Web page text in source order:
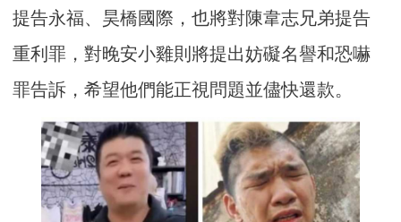
提告永福、昊橋國際，也將對陳韋志兄弟提告
重利罪，對晚安小雞則將提出妨礙名譽和恐嚇
罪告訴，希望他們能正視問題並儘快還款。